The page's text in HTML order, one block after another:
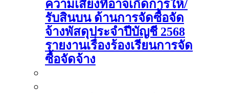
ความเสี่ยงที่อาจเกิดการให้/
รับสินบน ด้านการจัดซื้อจัด
จ้างพัสดุประจําปีบัญชี 2568
รายงานเรื่องร้องเรียนการจัด
ซื้อจัดจ้าง